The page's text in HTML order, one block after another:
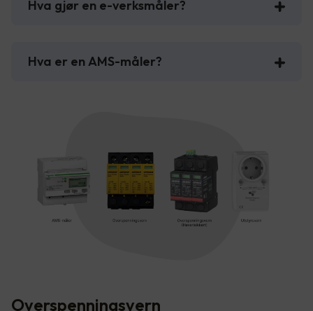
Hva gjør en e-verksmåler?
Hva er en AMS-måler?
Overspenningsvern